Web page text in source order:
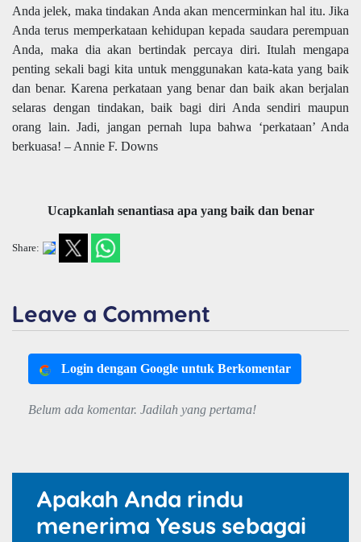
Anda jelek, maka tindakan Anda akan mencerminkan hal itu. Jika
Anda terus memperkataan kehidupan kepada saudara perempuan
Anda, maka dia akan bertindak percaya diri. Itulah mengapa
penting sekali bagi kita untuk menggunakan kata-kata yang baik
dan benar. Karena perkataan yang benar dan baik akan berjalan
selaras dengan tindakan, baik bagi diri Anda sendiri maupun
orang lain. Jadi, jangan pernah lupa bahwa ‘perkataan’ Anda
berkuasa! – Annie F. Downs
Ucapkanlah senantiasa apa yang baik dan benar
Share:
Leave a Comment
Login dengan Google untuk Berkomentar
Belum ada komentar. Jadilah yang pertama!
Apakah Anda rindu
menerima Yesus sebagai